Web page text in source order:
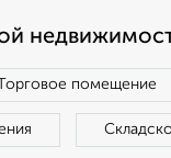
Торговое помещение